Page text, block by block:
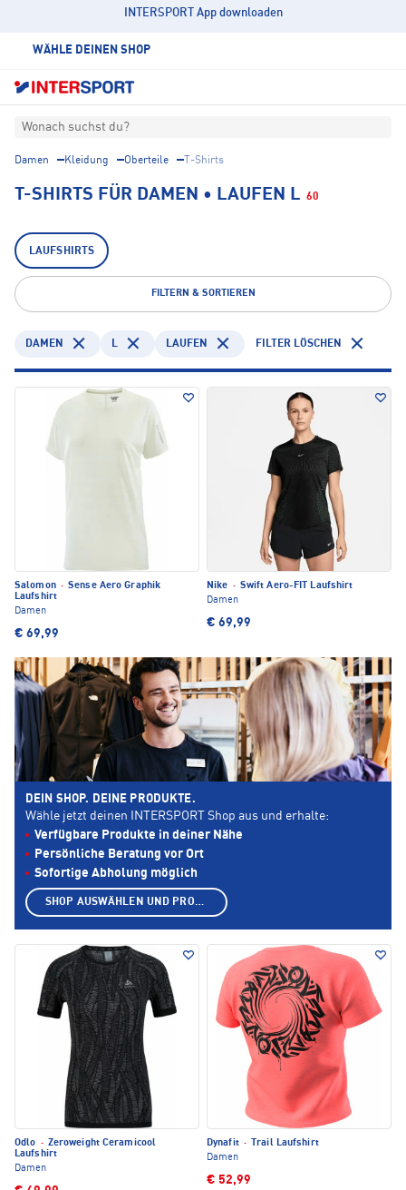
INTERSPORT App downloaden
WÄHLE DEINEN SHOP
Wonach suchst du?
Damen Kleidung Oberteile T-Shirts
T-SHIRTS FÜR DAMEN • LAUFEN L 60
LAUFSHIRTS
FILTERN & SORTIEREN
DAMEN L LAUFEN FILTER LÖSCHEN
Salomon · Sense Aero Graphik
Laufshirt
Damen
€ 69,99
Nike · Swift Aero-FIT Laufshirt
Damen
€ 69,99
Odlo · Zeroweight Ceramicool
Laufshirt
Damen
Dynafit ·
Trail Laufshirt
Damen
€ 52,99
DEIN SHOP. DEINE PRODUKTE.
Wähle jetzt deinen INTERSPORT Shop aus und erhalte:
Verfügbare Produkte in deiner Nähe
Persönliche Beratung vor Ort
Sofortige Abholung möglich
SHOP AUSWÄHLEN UND PRODUKTE ANZEIGEN